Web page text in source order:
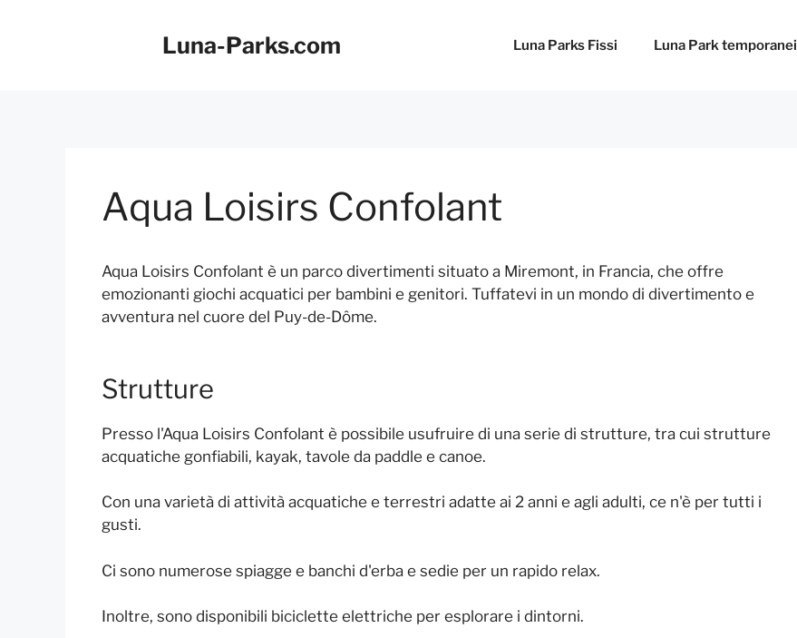
Luna-Parks.com Luna Parks Fissi Luna Park temporanei
Aqua Loisirs Confolant
Aqua Loisirs Confolant è un parco divertimenti situato a Miremont, in Francia, che offre
emozionanti giochi acquatici per bambini e genitori. Tuffatevi in un mondo di divertimento e
avventura nel cuore del Puy-de-Dôme.
Strutture
Presso l'Aqua Loisirs Confolant è possibile usufruire di una serie di strutture, tra cui strutture
acquatiche gonfiabili, kayak, tavole da paddle e canoe.
Con una varietà di attività acquatiche e terrestri adatte ai 2 anni e agli adulti, ce n'è per tutti i
gusti.
Ci sono numerose spiagge e banchi d'erba e sedie per un rapido relax.
Inoltre, sono disponibili biciclette elettriche per esplorare i dintorni.